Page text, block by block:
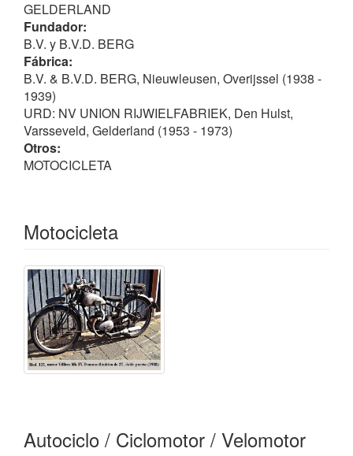
GELDERLAND
Fundador:
B.V. y B.V.D. BERG
Fábrica:
B.V. & B.V.D. BERG, Nieuwleusen, Overijssel (1938 -
1939)
URD: NV UNION RIJWIELFABRIEK, Den Hulst,
Varsseveld, Gelderland (1953 - 1973)
Otros:
MOTOCICLETA
Motocicleta
Autociclo / Ciclomotor / Velomotor